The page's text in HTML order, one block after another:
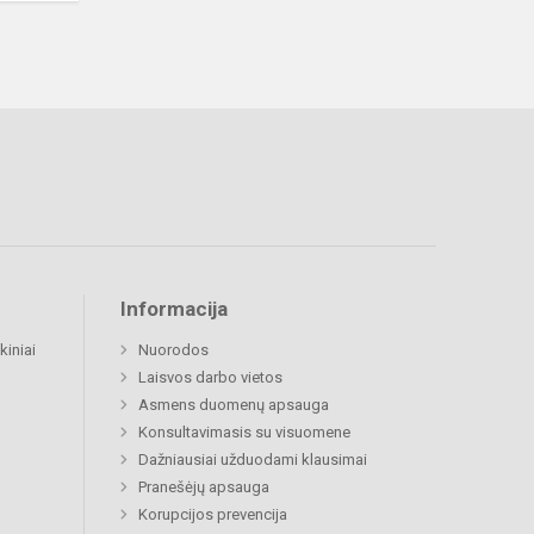
Informacija
Nuorodos
Laisvos darbo vietos
Asmens duomenų apsauga
Konsultavimasis su visuomene
Dažniausiai užduodami klausimai
Pranešėjų apsauga
Korupcijos prevencija